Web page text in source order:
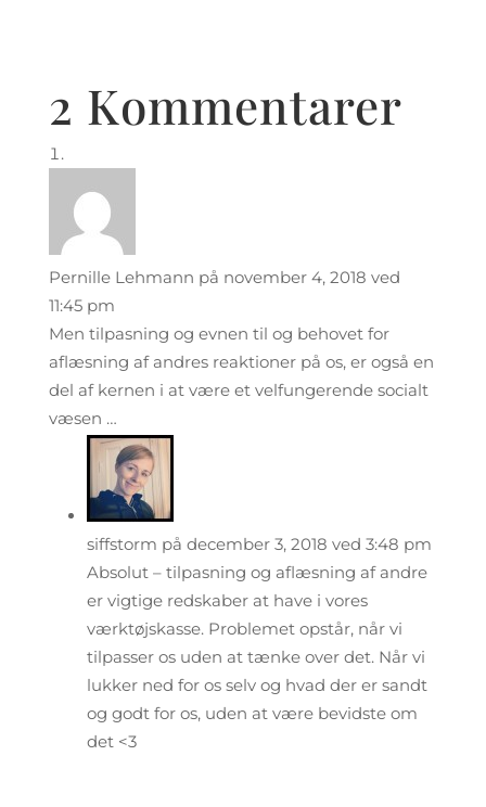
2 Kommentarer
Pernille Lehmann på november 4, 2018 ved
11:45 pm
Men tilpasning og evnen til og behovet for
aflæsning af andres reaktioner på os, er også en
del af kernen i at være et velfungerende socialt
væsen …
siffstorm på december 3, 2018 ved 3:48 pm
Absolut – tilpasning og aflæsning af andre
er vigtige redskaber at have i vores
værktøjskasse. Problemet opstår, når vi
tilpasser os uden at tænke over det. Når vi
lukker ned for os selv og hvad der er sandt
og godt for os, uden at være bevidste om
det <3